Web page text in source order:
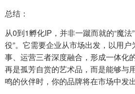
总结：
从0到1孵化IP，并非一蹴而就的“魔法
役”。它需要企业从市场出发，以用
事、运营三者深度融合，形成一体化
再是孤芳自赏的艺术品，而是能够与
鸣的伙伴时，你的品牌将在市场中发